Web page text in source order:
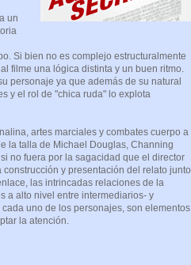
un
Si bien no es complejo estructuralmente
filme una lógica distinta y un buen ritmo.
personaje ya que además de su natural
y el rol de "chica ruda" lo explota
artes marciales y combates cuerpo a
la talla de Michael Douglas, Channing
no fuera por la sagacidad que el director
y presentación del relato junto
las intrincadas relaciones de la
a alto nivel entre intermediarios- y
uno de los personajes, son elementos
la atención.